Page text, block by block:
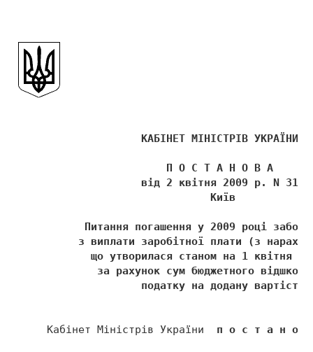
                    КАБІНЕТ МІНІСТРІВ УКРАЇНИ
                        П О С Т А Н О В А
                    від 2 квітня 2009 р. N 312
                               Київ
Питання погашення у 2009 році
з виплати заробітної плати (з
що утворилася станом на 1 квітня
за рахунок сум бюджетного
                    податку на додану вартість
     Кабінет Міністрів України
п о с т а н о